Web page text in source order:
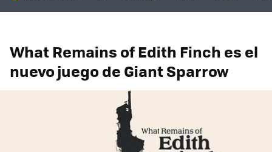
What Remains of Edith Finch es el
nuevo juego de Giant Sparrow